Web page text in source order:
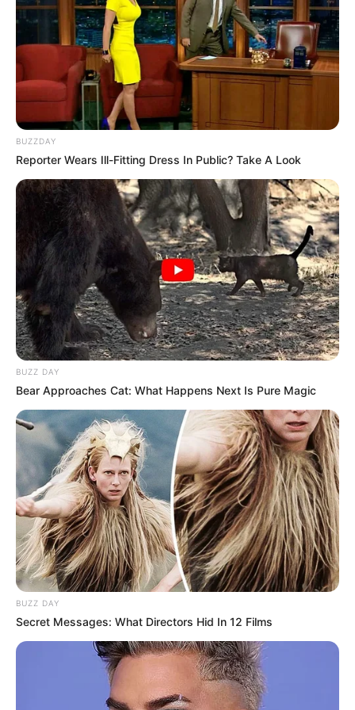
11 LOU MAN
9 GIRAFFE
Partagez sur les réseaux! Merci à Vous!
Le pronostic quinté spéculatif du jour en
cinq chevaux
6 THUNDERSPEED
2 CALAS
5 BELAFONTE
14 CHIAREGGIO
13 CENTORINA
En cas de non-partant ou pour un champ élargi et par
ordre de préférence:
15 BUMBLE BEE
10 NEPALAIS
En complément de notre pronostic Quinté+ vous
retrouverez un peu plus bas sur cette même page la
sélection d’une vingtaine de pronos de la presse
spécialisée ex: (Bilto, Equidia, Geny Courses, Le Matin de
Lausanne, Le Parisien, RTL, Tiercé Magazine, Zeturf et bien
d’autres).
Egalement à votre disposition et dans le but de vous
faciliter l’analyse de ce quinté, vous pourrez découvrirles
de plat.
MEILLEURES OFFRES DE LA SEMAINE !
BUZZDAY
Reporter Wears Ill-Fitting Dress In Public? Take A Look
BUZZ DAY
Bear Approaches Cat: What Happens Next Is Pure Magic
BUZZ DAY
Secret Messages: What Directors Hid In 12 Films